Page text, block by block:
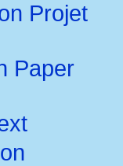
Projet
Paper